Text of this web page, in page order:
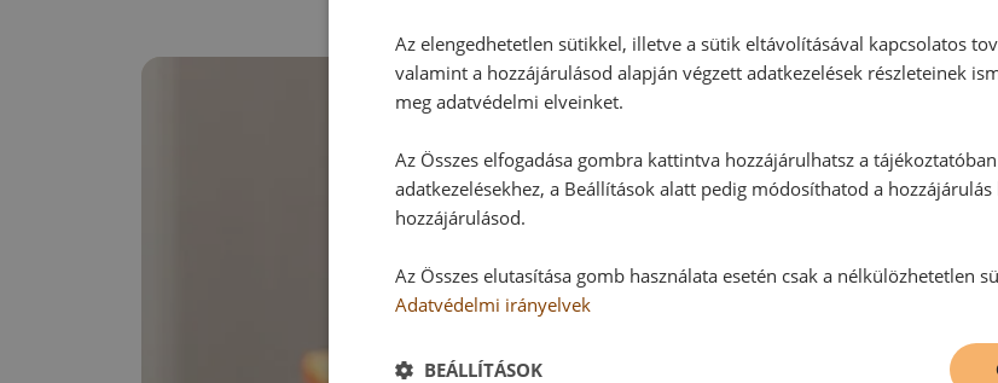
Az elengedhetetlen sütikkel, illetve a sütik eltávolításával kapcsolatos
valamint a hozzájárulásod alapján végzett adatkezelések részleteinek
meg adatvédelmi elveinket.
Az Összes elfogadása gombra kattintva hozzájárulhatsz a
adatkezelésekhez, a Beállítások alatt pedig módosíthatod a
hozzájárulásod.
Az Összes elutasítása gomb használata esetén csak a nélkülözhetetlen
Adatvédelmi irányelvek
BEÁLLÍTÁSOK